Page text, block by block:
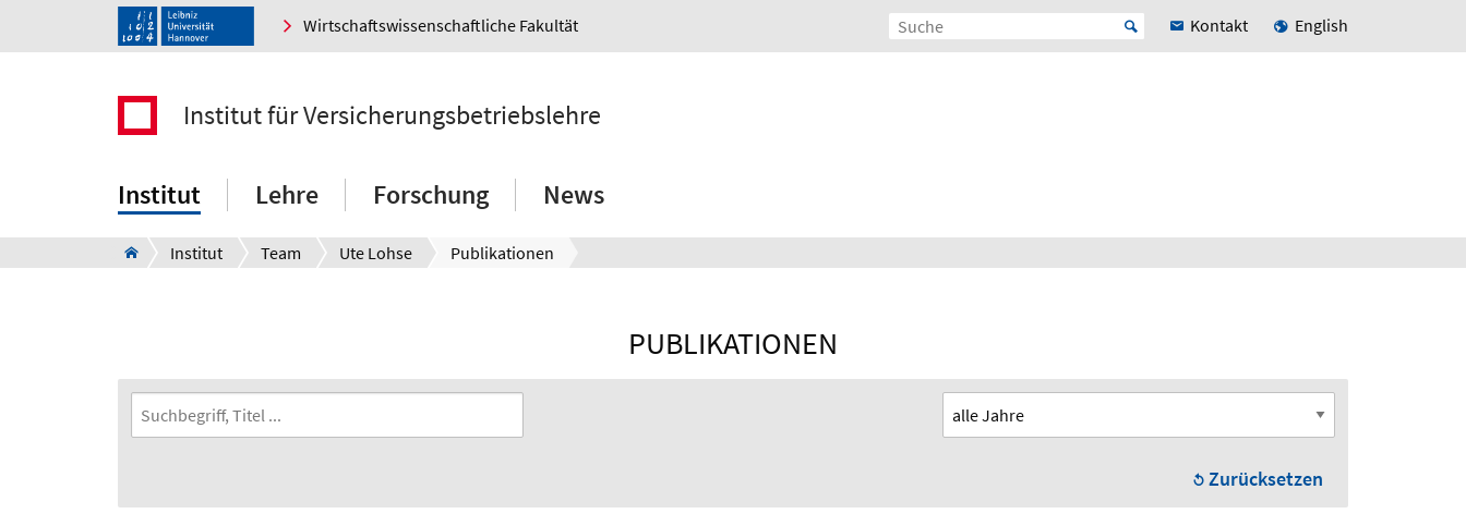
Wirtschaftswissenschaftliche Fakultät Kontakt English
Institut für Versicherungsbetriebslehre
Institut Lehre Forschung News
Institut Team Ute Lohse Publikationen
PUBLIKATIONEN
Zurücksetzen